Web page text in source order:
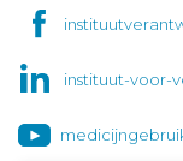
instituut-voor-